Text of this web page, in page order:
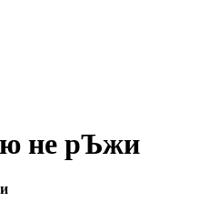
не рЪжи